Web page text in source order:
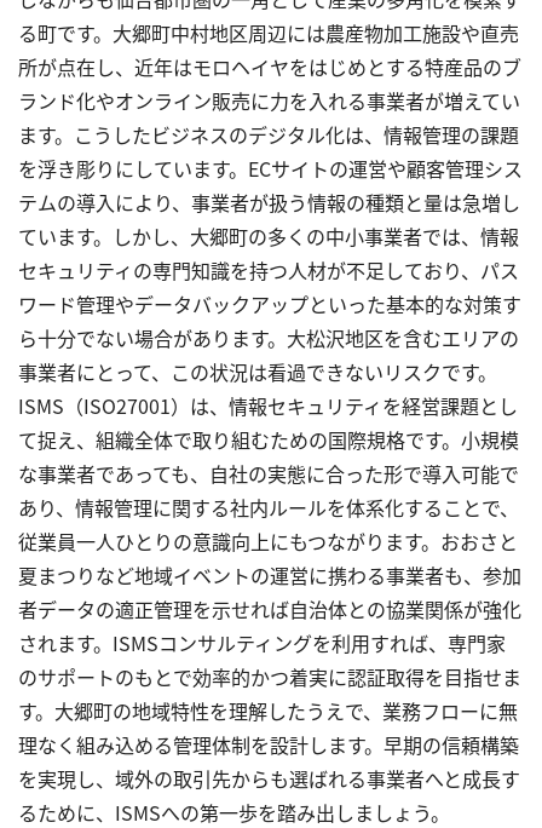
る町です。大郷町中村地区周辺には農産物加工施設や直売
所が点在し、近年はモロヘイヤをはじめとする特産品のブ
ランド化やオンライン販売に力を入れる事業者が増えてい
ます。こうしたビジネスのデジタル化は、情報管理の課題
を浮き彫りにしています。ECサイトの運営や顧客管理シス
テムの導入により、事業者が扱う情報の種類と量は急増し
ています。しかし、大郷町の多くの中小事業者では、情報
セキュリティの専門知識を持つ人材が不足しており、パス
ワード管理やデータバックアップといった基本的な対策す
ら十分でない場合があります。大松沢地区を含むエリアの
事業者にとって、この状況は看過できないリスクです。
ISMS（ISO27001）は、情報セキュリティを経営課題とし
て捉え、組織全体で取り組むための国際規格です。小規模
な事業者であっても、自社の実態に合った形で導入可能で
あり、情報管理に関する社内ルールを体系化することで、
従業員一人ひとりの意識向上にもつながります。おおさと
夏まつりなど地域イベントの運営に携わる事業者も、参加
者データの適正管理を示せれば自治体との協業関係が強化
されます。ISMSコンサルティングを利用すれば、専門家
のサポートのもとで効率的かつ着実に認証取得を目指せま
す。大郷町の地域特性を理解したうえで、業務フローに無
理なく組み込める管理体制を設計します。早期の信頼構築
を実現し、域外の取引先からも選ばれる事業者へと成長す
るために、ISMSへの第一歩を踏み出しましょう。